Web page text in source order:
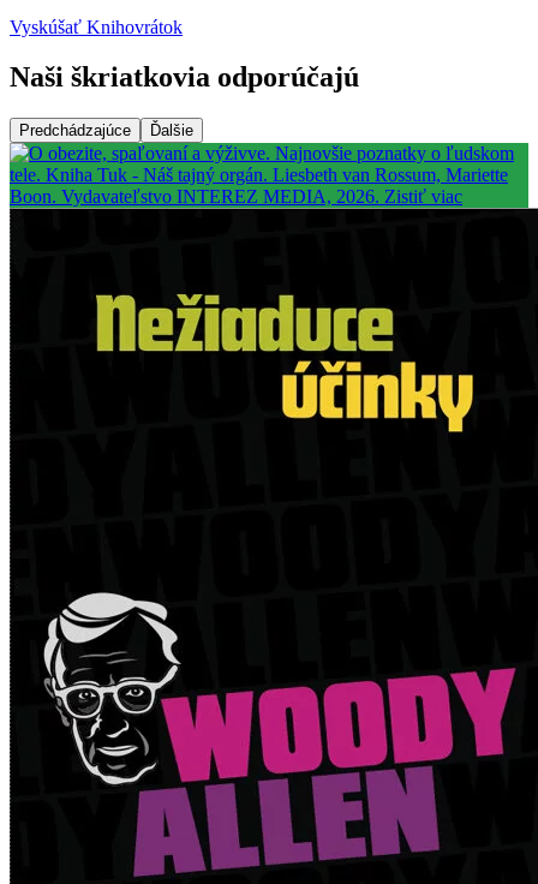
Vyskúšať Knihovrátok
Naši škriatkovia odporúčajú
Predchádzajúce Ďalšie